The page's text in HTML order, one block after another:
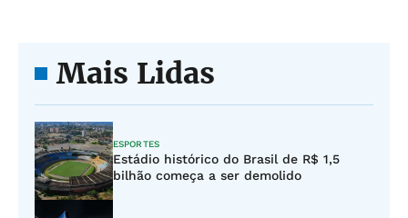
Mais Lidas
ESPORTES
Estádio histórico do Brasil de R$ 1,5
bilhão começa a ser demolido